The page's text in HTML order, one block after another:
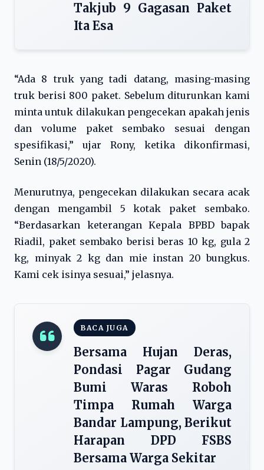
Takjub 9 Gagasan Paket
Ita Esa
“Ada 8 truk yang tadi datang, masing-masing
truk berisi 800 paket. Sebelum diturunkan kami
minta untuk dilakukan pengecekan apakah jenis
dan volume paket sembako sesuai dengan
spesifikasi,” ujar Rony, ketika dikonfirmasi,
Senin (18/5/2020).
Menurutnya, pengecekan dilakukan secara acak
dengan mengambil 5 kotak paket sembako.
“Berdasarkan keterangan Kepala BPBD bapak
Riadil, paket sembako berisi beras 10 kg, gula 2
kg, minyak 2 kg dan mie instan 20 bungkus.
Kami cek isinya sesuai,” jelasnya.
BACA JUGA
Bersama Hujan Deras,
Pondasi Pagar Gudang
Bumi Waras Roboh
Timpa Rumah Warga
Bandar Lampung, Berikut
Harapan DPD FSBS
Bersama Warga Sekitar